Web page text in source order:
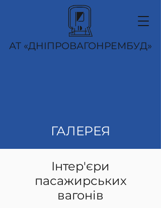
АТ «ДНІПРОВАГОНРЕМБУД»
ГАЛЕРЕЯ
Інтер'єри
пасажирських
вагонів